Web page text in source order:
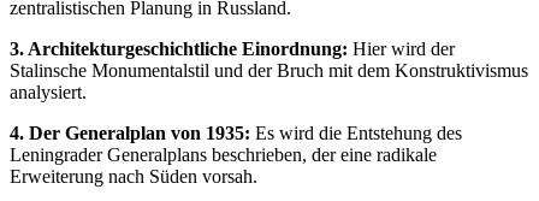
zentralistischen Planung in Russland.
3. Architekturgeschichtliche Einordnung: Hier wird der
Stalinsche Monumentalstil und der Bruch mit dem Konstruktivismus
analysiert.
4. Der Generalplan von 1935: Es wird die Entstehung des
Leningrader Generalplans beschrieben, der eine radikale
Erweiterung nach Süden vorsah.